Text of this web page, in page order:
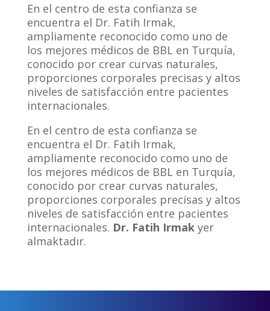
En el centro de esta confianza se
encuentra el Dr. Fatih Irmak,
ampliamente reconocido como uno de
los mejores médicos de BBL en Turquía,
conocido por crear curvas naturales,
proporciones corporales precisas y altos
niveles de satisfacción entre pacientes
internacionales.
En el centro de esta confianza se
encuentra el Dr. Fatih Irmak,
ampliamente reconocido como uno de
los mejores médicos de BBL en Turquía,
conocido por crear curvas naturales,
proporciones corporales precisas y altos
niveles de satisfacción entre pacientes
internacionales. Dr. Fatih Irmakyer
almaktadır.